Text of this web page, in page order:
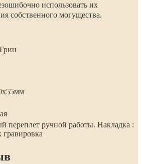
использовать их
собственного могущества.
переплет ручной работы. Накладка :
гравировка